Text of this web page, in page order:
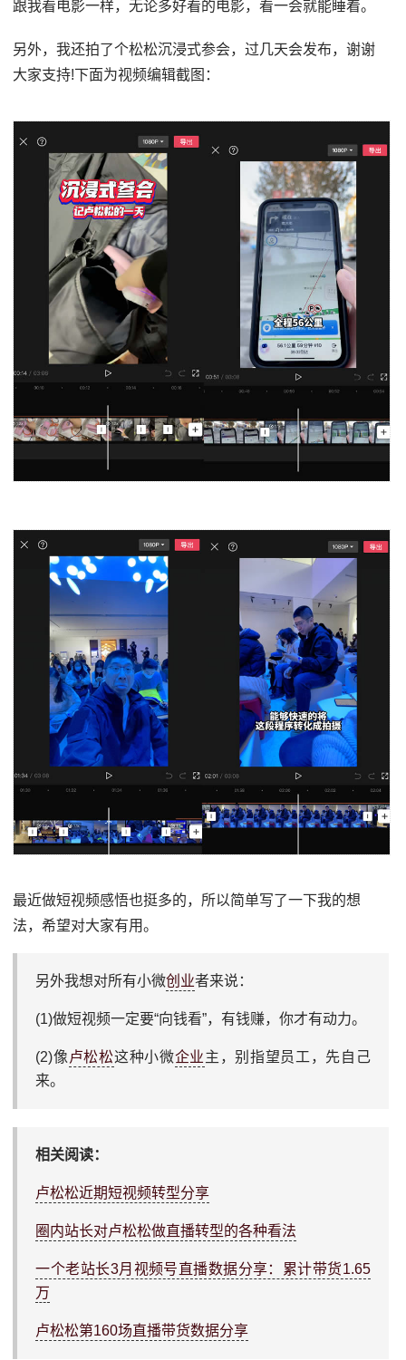
跟我看电影一样，无论多好看的电影，看一会就能睡着。
另外，我还拍了个松松沉浸式参会，过几天会发布，谢谢
大家支持!下面为视频编辑截图：
最近做短视频感悟也挺多的，所以简单写了一下我的想
法，希望对大家有用。
另外我想对所有小微创业者来说：
(1)做短视频一定要“向钱看”，有钱赚，你才有动力。
(2)像 卢松松这种小微企业主，别指望员工，先自己
来。
相关阅读：
卢松松近期短视频转型分享
圈内站长对卢松松做直播转型的各种看法
一个老站长3月视频号直播数据分享：累计带货1.65
万
卢松松第160场直播带货数据分享